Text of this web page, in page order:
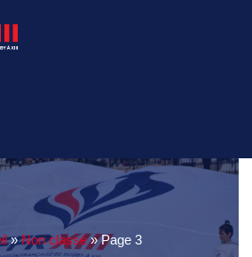
»Non classé»Page 3